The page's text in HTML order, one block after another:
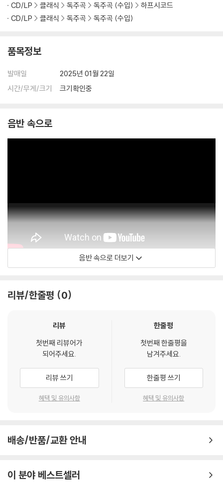
CD/LP 클래식 독주곡 독주곡 (수입)
하프시코드
CD/LP
클래식 독주곡 독주곡 (수입)
품목정보
발매일
2025년 01월 22일
시간/무게/크기
크기확인중
음반 속으로
음반 속으로 더보기
리뷰/한줄평 0
리뷰
첫번째 리뷰어가
되어주세요.
리뷰 쓰기
혜택 및 유의사항
한줄평
첫번째 한줄평을
남겨주세요.
한줄평 쓰기
혜택 및 유의사항
배송/반품/교환 안내
이 분야 베스트셀러